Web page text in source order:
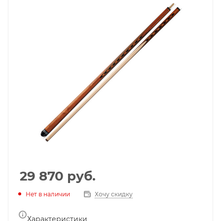
29 870 руб.
Нет в наличии Хочу скидку
Характеристики